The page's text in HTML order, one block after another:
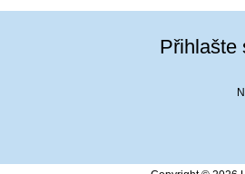
Přihlašte